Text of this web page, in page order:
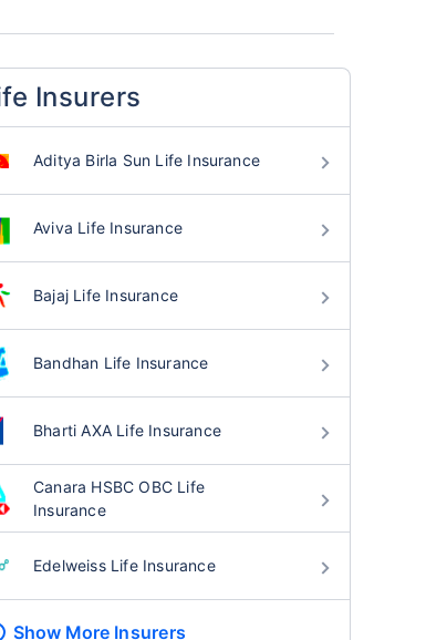
Insurers
Aditya Birla Sun Life Insurance
Aviva Life Insurance
Bajaj Life Insurance
Bandhan Life Insurance
Bharti AXA Life Insurance
Canara HSBC OBC Life
Insurance
Edelweiss Life Insurance
Show More Insurers